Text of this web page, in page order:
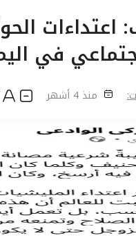
اعتداءات
في
منذ 4 أشهر